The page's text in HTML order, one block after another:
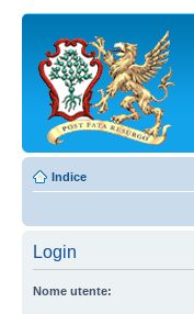
Indice
Login
Nome utente: